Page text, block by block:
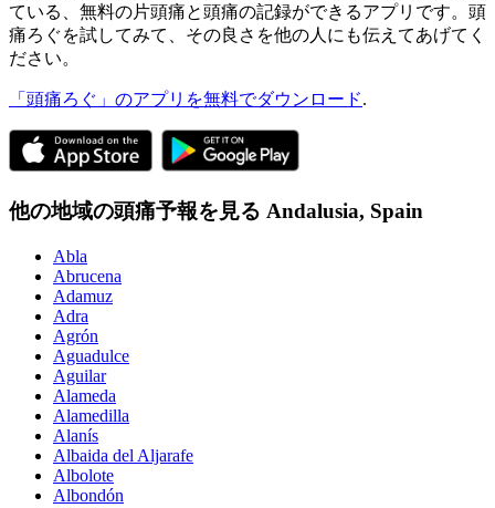
ている、無料の片頭痛と頭痛の記録ができるアプリです。頭
痛ろぐを試してみて、その良さを他の人にも伝えてあげてく
ださい。
「頭痛ろぐ」のアプリを無料でダウンロード.
他の地域の頭痛予報を見る Andalusia, Spain
Abla
Abrucena
Adamuz
Adra
Agrón
Aguadulce
Aguilar
Alameda
Alamedilla
Alanís
Albaida del Aljarafe
Albolote
Albondón